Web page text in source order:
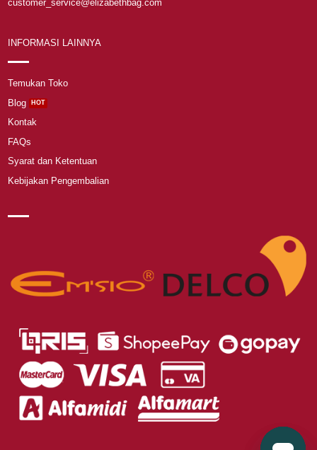
customer_service@elizabethbag.com
INFORMASI LAINNYA
Temukan Toko
Blog
Kontak
FAQs
Syarat dan Ketentuan
Kebijakan Pengembalian